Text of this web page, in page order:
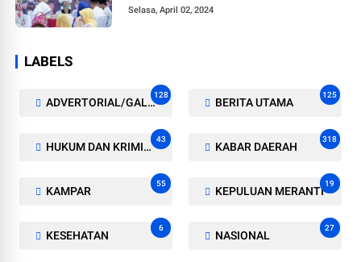
Selasa, April 02, 2024
LABELS
ADVERTORIAL/GALERI
128
BERITA UTAMA
125
HUKUM DAN KRIMINAL
43
KABAR DAERAH
318
KAMPAR
55
KEPULUAN MERANTI
19
KESEHATAN
6
NASIONAL
27